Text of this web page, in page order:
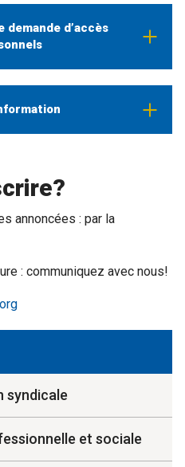
syndicale
et sociale
demande d’accès
annoncées : par la
: communiquez avec nous!